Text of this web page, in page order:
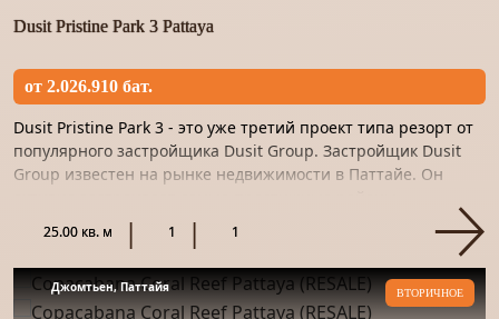
Dusit Pristine Park 3 Pattaya
от 2.026.910 бат.
Dusit Pristine Park 3 - это уже третий проект типа резорт от
популярного застройщика Dusit Group. Застройщик Dusit
Group известен на рынке недвижимости в Паттайе. Он
25.00 кв. м 1 1
Джомтьен, Паттайя ВТОРИЧНОЕ